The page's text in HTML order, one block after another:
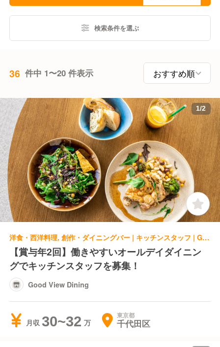
検索条件を選ぶ
36 件中 1〜20 件表示
1/2
洋食・西洋料理, 創作・ダイニングバー | キッチンスタッフ | Good View Dining
【賞与年2回】働きやすいオールデイダイニン
グでキッチンスタッフを募集！
Good View Dining
月収 30~32 東京都
千代田区